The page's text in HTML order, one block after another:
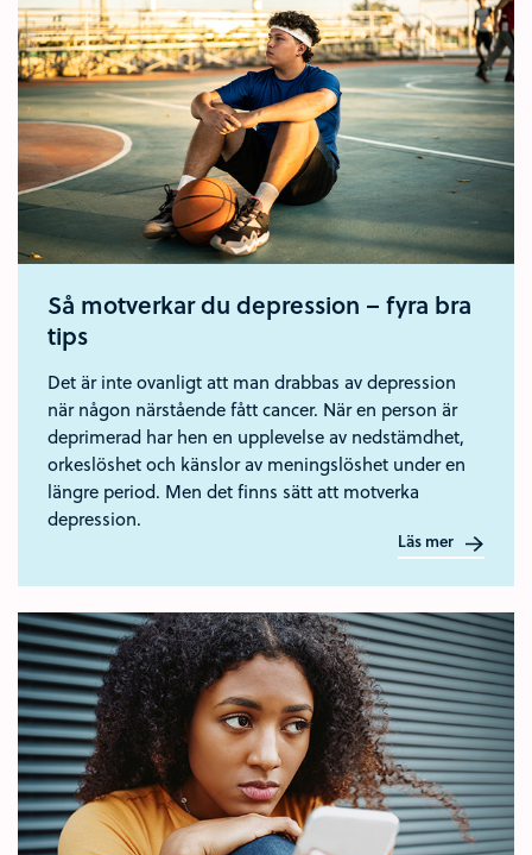
Så motverkar du depression – fyra bra
tips
Det är inte ovanligt att man drabbas av depression
när någon närstående fått cancer. När en person är
deprimerad har hen en upplevelse av nedstämdhet,
orkeslöshet och känslor av meningslöshet under en
längre period. Men det finns sätt att motverka
depression.
Läs mer